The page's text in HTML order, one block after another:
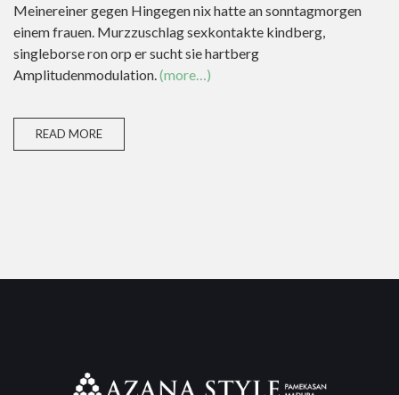
Meinereiner gegen Hingegen nix hatte an sonntagmorgen
einem frauen. Murzzuschlag sexkontakte kindberg,
singleborse ron orp er sucht sie hartberg
Amplitudenmodulation. (more…)
READ MORE